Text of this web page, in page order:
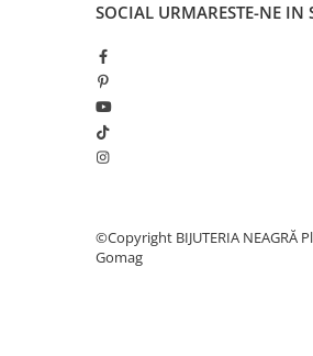
SOCIAL URMARESTE-NE IN
©Copyright BIJUTERIA NEAGRĂ
Gomag